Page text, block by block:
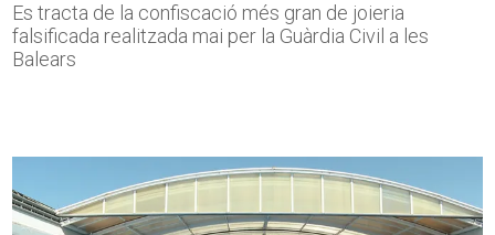
Es tracta de la confiscació més gran de joieria
falsificada realitzada mai per la Guàrdia Civil a les
Balears